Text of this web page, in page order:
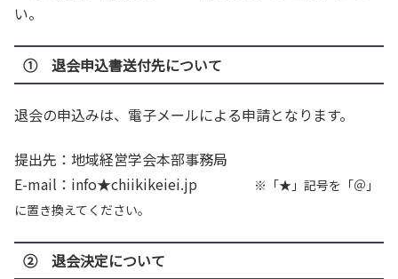
い。
① 退会申込書送付先について
退会の申込みは、電子メールによる申請となります。
提出先：地域経営学会本部事務局
E-mail：info★chiikikeiei.jp
※「★」記号を「＠」
に置き換えてください。
② 退会決定について